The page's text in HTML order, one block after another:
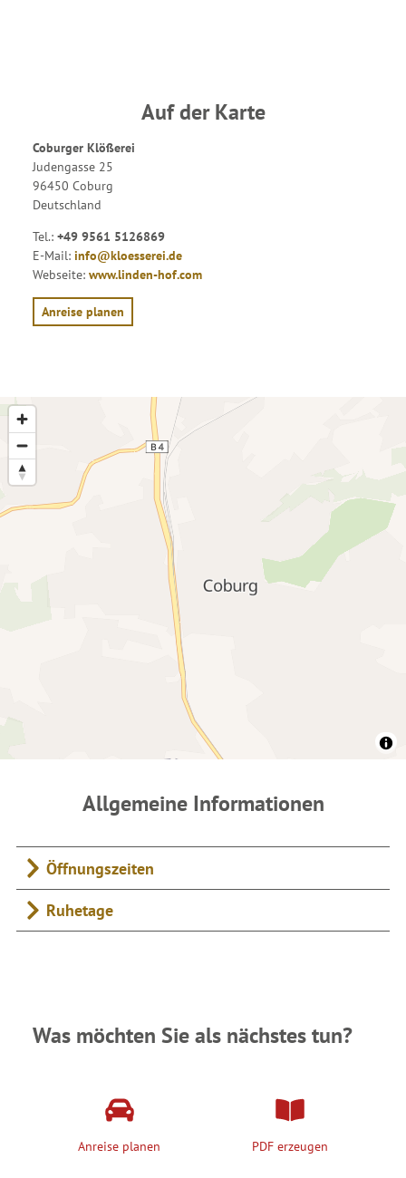
Auf der Karte
Coburger Klößerei
Judengasse 25
96450 Coburg
Deutschland
Tel.: +49 9561 5126869
E-Mail: info@kloesserei.de
Webseite: www.linden-hof.com
Anreise planen
Allgemeine Informationen
Öffnungszeiten
Ruhetage
Was möchten Sie als nächstes tun?
Anreise planen PDF erzeugen